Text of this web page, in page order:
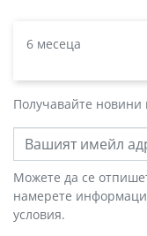
6 месеца
Получавайте
Можете да се
намерете
условия.